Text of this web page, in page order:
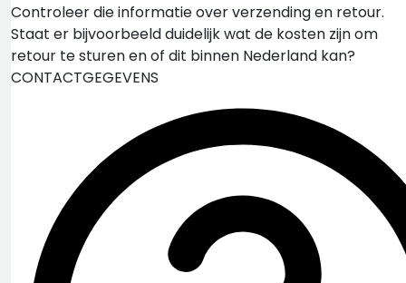
Controleer die informatie over verzending en retour.
Staat er bijvoorbeeld duidelijk wat de kosten zijn om
retour te sturen en of dit binnen Nederland kan?
CONTACTGEGEVENS